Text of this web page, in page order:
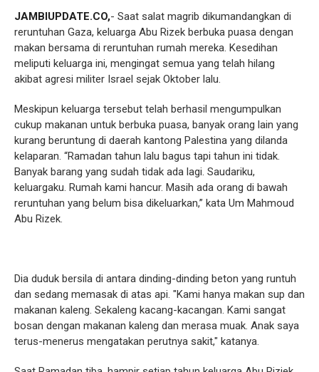
JAMBIUPDATE.CO,- Saat salat magrib dikumandangkan di
reruntuhan Gaza, keluarga Abu Rizek berbuka puasa dengan
makan bersama di reruntuhan rumah mereka. Kesedihan
meliputi keluarga ini, mengingat semua yang telah hilang
akibat agresi militer Israel sejak Oktober lalu.
Meskipun keluarga tersebut telah berhasil mengumpulkan
cukup makanan untuk berbuka puasa, banyak orang lain yang
kurang beruntung di daerah kantong Palestina yang dilanda
kelaparan. “Ramadan tahun lalu bagus tapi tahun ini tidak.
Banyak barang yang sudah tidak ada lagi. Saudariku,
keluargaku. Rumah kami hancur. Masih ada orang di bawah
reruntuhan yang belum bisa dikeluarkan,” kata Um Mahmoud
Abu Rizek.
Dia duduk bersila di antara dinding-dinding beton yang runtuh
dan sedang memasak di atas api. "Kami hanya makan sup dan
makanan kaleng. Sekaleng kacang-kacangan. Kami sangat
bosan dengan makanan kaleng dan merasa muak. Anak saya
terus-menerus mengatakan perutnya sakit," katanya.